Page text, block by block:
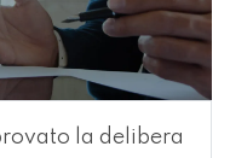
la delibera